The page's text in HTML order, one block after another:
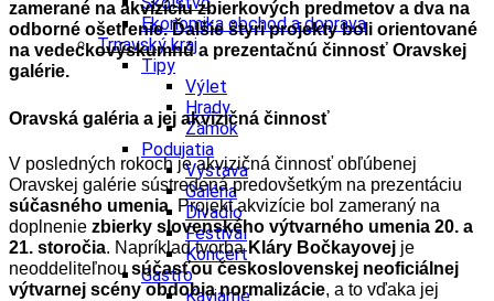
Ekonomika obchod a doprava
Trnavský kraj
Tipy
Výlet
Hrady
Zámok
Podujatia
Výstava
Galéria
Divadlo
Festival
Koncert
Gastro
Kaviarne
zamerané na akvizíciu zbierkových predmetov a dva na
odborné ošetrenie. Ďalšie štyri projekty boli orientované
na vedeckovýskumnú a prezentačnú činnosť Oravskej
galérie.
Oravská galéria a jej akvizičná činnosť
V posledných rokoch je akvizičná činnosť obľúbenej
Oravskej galérie sústredená predovšetkým na prezentáciu
súčasného umenia. Projekt akvizície bol zameraný na
doplnenie zbierky slovenského výtvarného umenia 20. a
21. storočia. Napríklad tvorba Kláry Bočkayovej je
neoddeliteľnousúčasťou československej neoficiálnej
výtvarnej scény obdobia normalizácie, a to vďaka jej